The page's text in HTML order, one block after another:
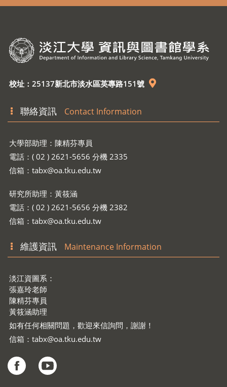
校址：25137新北市淡水區英專路151號
聯絡資訊 Contact Information
大學部助理：陳精芬專員
電話：( 02 ) 2621-5656 分機 2335
信箱： tabx@oa.tku.edu.tw
研究所助理：黃筱涵
電話：( 02 ) 2621-5656 分機 2382
信箱： tabx@oa.tku.edu.tw
維護資訊 Maintenance Information
淡江資圖系：
張嘉玲老師
陳精芬專員
黃筱涵助理
如有任何相關問題，歡迎來信詢問，謝謝！
信箱： tabx@oa.tku.edu.tw